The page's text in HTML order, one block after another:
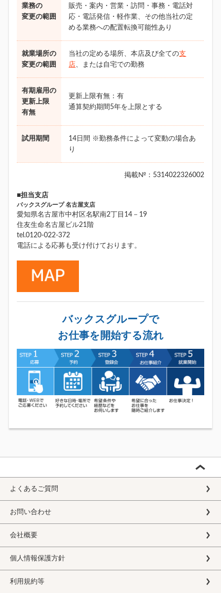
業務の
変更の範囲
販売・案内・営業・訪問・事務・電話対
応・電話発信・軽作業、その他当社の定
める業務への配置転換可能性あり
就業場所の
変更の範囲
当社の定める場所、本店及び全ての支
店、または自宅での勤務
有期雇用の
更新上限
有無
更新上限有無：有
通算契約期間5年を上限とする
試用期間
14日間 ※勤務条件によって変動の場合あ
り
掲載№：5314022326002
■担当支店
バックスグループ 名古屋支店
愛知県名古屋市中村区名駅南2丁目14－19
住友生命名古屋ビル21階
tel.0120-022-372
電話による応募も受け付けております。
バックスグループで
お仕事を開始する流れ
よくあるご質問
お問い合わせ
会社概要
個人情報保護方針
利用規約等